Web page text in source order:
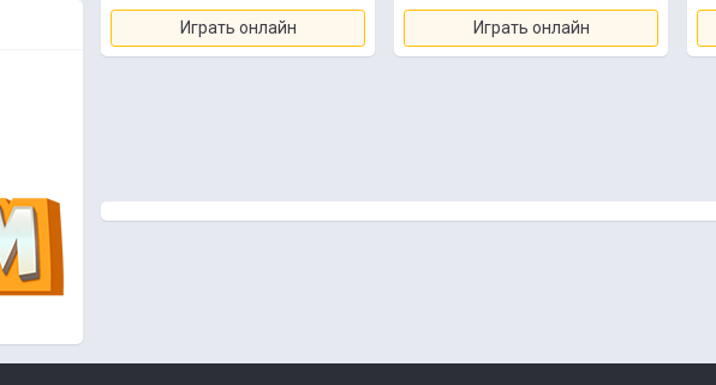
Играть онлайн Играть онлайн